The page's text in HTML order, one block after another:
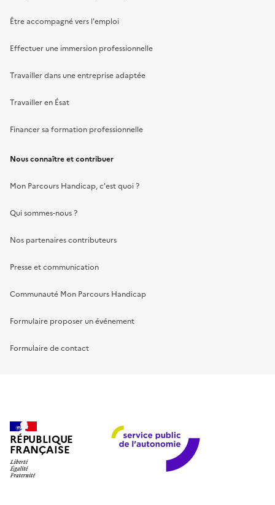
Être accompagné vers l'emploi
Effectuer une immersion professionnelle
Travailler dans une entreprise adaptée
Travailler en Ésat
Financer sa formation professionnelle
Nous connaître et contribuer
Mon Parcours Handicap, c'est quoi ?
Qui sommes-nous ?
Nos partenaires contributeurs
Presse et communication
Communauté Mon Parcours Handicap
Formulaire proposer un événement
Formulaire de contact
RÉPUBLIQUE
FRANÇAISE